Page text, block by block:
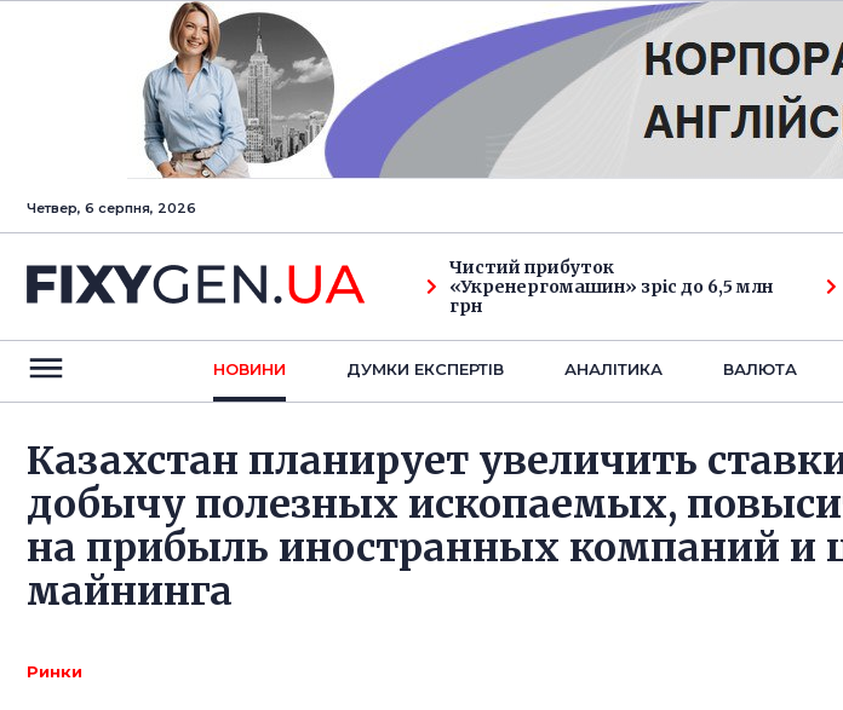
Четвер, 6 серпня, 2026
Чистий прибуток
«Укренергомашин» зріс до 6,5 млн
грн
НОВИНИ ДУМКИ ЕКСПЕРТIВ АНАЛIТИКА ВАЛЮТА
Казахстан планирует увеличить
добычу полезных ископаемых,
на прибыль иностранных компаний и
майнинга
Ринки